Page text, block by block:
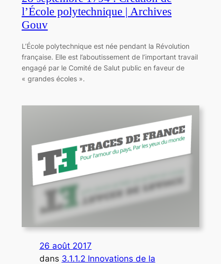
l’École polytechnique | Archives
Gouv
L’École polytechnique est née pendant la Révolution
française. Elle est l’aboutissement de l’important travail
engagé par le Comité de Salut public en faveur de
« grandes écoles ».
26 août 2017
dans 3.1.1.2 Innovations de la